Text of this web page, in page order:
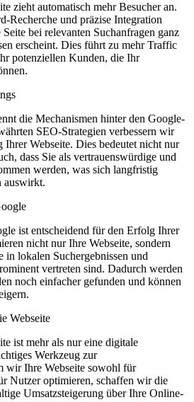
zieht automatisch mehr Besucher an.
Recherche und präzise Integration
bei relevanten Suchanfragen ganz
erscheint. Dies führt zu mehr Traffic
potenziellen Kunden, die Ihr
die Mechanismen hinter den Google-
SEO-Strategien verbessern wir
Webseite. Dies bedeutet nicht nur
dass Sie als vertrauenswürdige und
werden, was sich langfristig
auswirkt.
ist entscheidend für den Erfolg Ihrer
nicht nur Ihre Webseite, sondern
in lokalen Suchergebnissen und
vertreten sind. Dadurch werden
noch einfacher gefunden und können
Webseite
ist mehr als nur eine digitale
Werkzeug zur
wir Ihre Webseite sowohl für
Nutzer optimieren, schaffen wir die
Umsatzsteigerung über Ihre Online-